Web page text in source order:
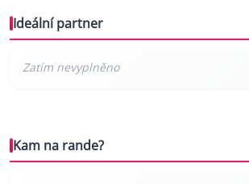
Ideální partner
Kam na rande?